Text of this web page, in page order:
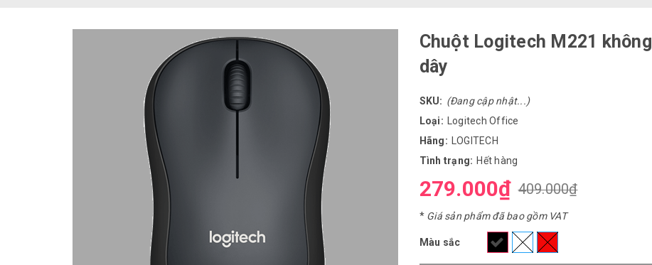
Chuột Logitech M221 không
dây
SKU: (Đang cập nhật...)
Loại:
Logitech Office
Hãng:
LOGITECH
Tình trạng: Hết hàng
279.000₫ 409.000₫
* Giá sản phẩm đã bao gồm VAT
Màu sắc